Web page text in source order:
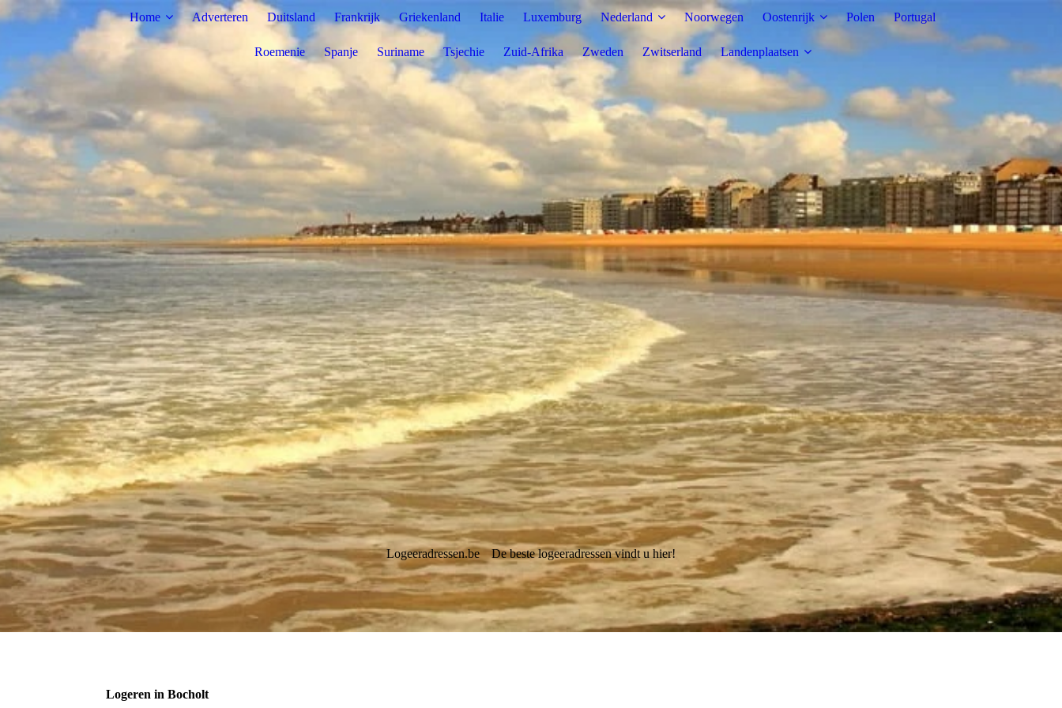
Home Adverteren Duitsland Frankrijk Griekenland Italie Luxemburg Nederland Noorwegen Oostenrijk Polen Portugal
Roemenie Spanje Suriname Tsjechie Zuid-Afrika Zweden Zwitserland Landenplaatsen
Logeeradressen.be De beste logeeradressen vindt u hier!
Logeren in Bocholt